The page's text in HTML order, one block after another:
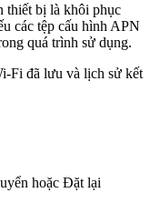
thiết bị là khôi phục
các tệp cấu hình APN
quá trình sử dụng.
Fi đã lưu và lịch sử kết
hoặc Đặt lại